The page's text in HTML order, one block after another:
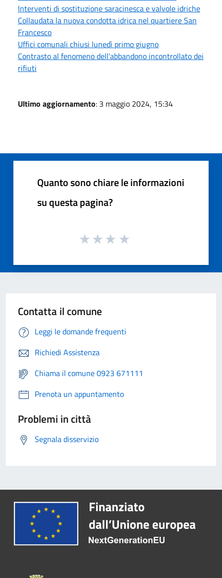
Interventi di sostituzione saracinesca e valvole idriche
Collaudata la nuova condotta idrica nel quartiere San
Francesco
Uffici comunali chiusi lunedì primo giugno
Contrasto al fenomeno dell'abbandono incontrollato dei
rifiuti
Ultimo aggiornamento: 3 maggio 2024, 15:34
Quanto sono chiare le informazioni
su questa pagina?
Contatta il comune
Leggi le domande frequenti
Richiedi Assistenza
Chiama il comune 0923 671111
Prenota un appuntamento
Problemi in città
Segnala disservizio